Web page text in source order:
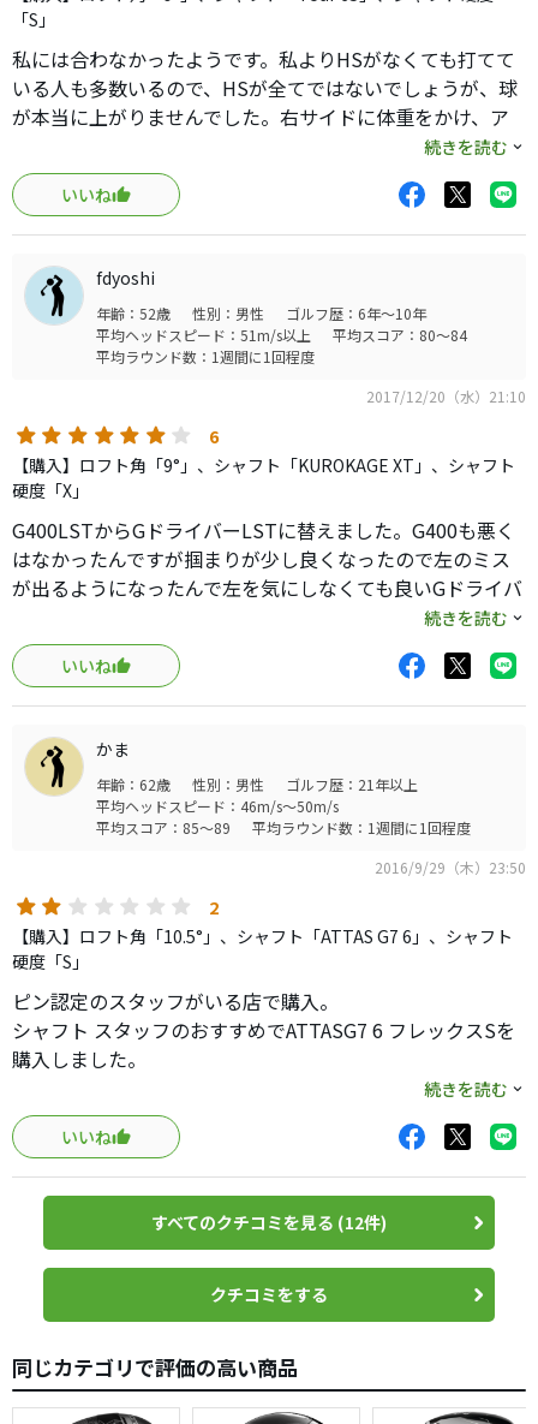
「S」
私には合わなかったようです。私よりHSがなくても打てて
いる人も多数いるので、HSが全てではないでしょうが、球
が本当に上がりませんでした。右サイドに体重をかけ、ア
ッパー軌道で打つようにしたら球は上がりますが、フォー
ムが崩れそうで、諦めました。置きにいくといったスイン
グをした途端、ドロップします。右サイドでさばいて、フ
ラットな軌道で打つ人には合わないと思います。9度もシビ
アでした。スピンが少ないのもあるでしょうが、私にはハ
ードでした。10.5度にしたら印象は違っていたかもしれま
せん。後、ヘッドが軽すぎです。残念。結局G30の方が私に
は合っているようです。
続きを読む
いいね
fdyoshi
年齢：52歳 性別：男性
ゴルフ歴：6年～10年
平均ヘッドスピード：51m/s以上
平均スコア：80～84
平均ラウンド数：1週間に1回程度
2017/12/20（水）21:10
6
【購入】ロフト角「9°」、シャフト「KUROKAGE XT」、シャフト
硬度「X」
G400LSTからGドライバーLSTに替えました。G400も悪く
はなかったんですが掴まりが少し良くなったので左のミス
が出るようになったんで左を気にしなくても良いGドライバ
ーにしました。フェースもオープンで左のミスを怖がらず
叩きに行け、結果、安定して飛んでいます。
続きを読む
いいね
かま
年齢：62歳 性別：男性
ゴルフ歴：21年以上
平均ヘッドスピード：46m/s～50m/s
平均スコア：85～89
平均ラウンド数：1週間に1回程度
2016/9/29（木）23:50
2
【購入】ロフト角「10.5°」、シャフト「ATTAS G7 6」、シャフト
硬度「S」
ピン認定のスタッフがいる店で購入。
シャフト スタッフのおすすめでATTASG7 6 フレックスSを
購入しました。
ロフトは雑誌で上がらないとの事で10.5度を購入しまし
た。
早速の練習場で打ってみると私の打ち方では、始めの頃は
テンプラばかり
ボールの上を狙って打つと芯を食いましたがフェード気味
いろいろ試してまっすぐ行くポイントを見つけ打つと球は
何度打っても高い。9度が良かったと後悔。
距離は出だしの速度の割には飛ばない。
コースに持って行って試すと、左右にプッシュアウト。
続きを読む
いいね
すべてのクチコミを見る (12件)
クチコミをする
同じカテゴリで評価の高い商品